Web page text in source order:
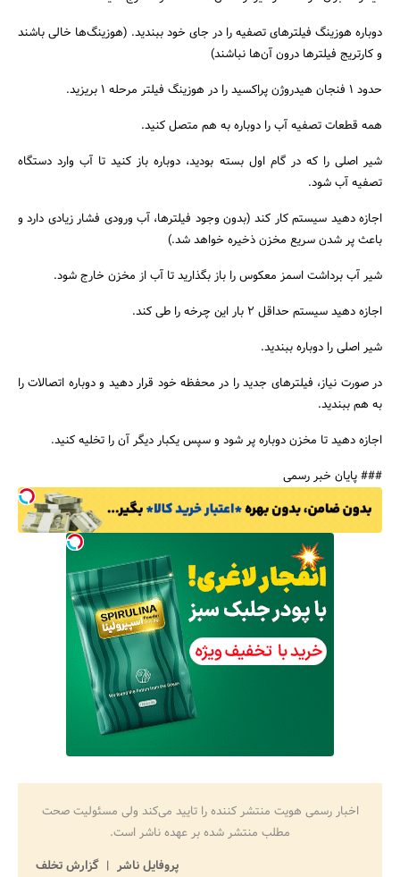
دوباره هوزینگ فیلتر‌های تصفیه را در جای خود ببندید. (هوزینگ‌ها خالی باشند
و کارتریج فیلتر‌ها درون آن‌ها نباشند)
حدود 1 فنجان هیدروژن پراکسید را در هوزینگ فیلتر مرحله 1 بریزید.
همه قطعات تصفیه آب را دوباره به هم متصل کنید.
شیر اصلی را که در گام اول بسته بودید، دوباره باز کنید تا آب وارد دستگاه
تصفیه آب شود.
اجازه دهید سیستم کار کند (بدون وجود فیلتر‌ها، آب ورودی فشار زیادی دارد و
باعث پر شدن سریع مخزن ذخیره خواهد شد.)
شیر آب برداشت اسمز معکوس را باز بگذارید تا آب از مخزن خارج شود.
اجازه دهید سیستم حداقل 2 بار این چرخه را طی کند.
شیر اصلی را دوباره ببندید.
در صورت نیاز، فیلتر‌های جدید را در محفظه خود قرار دهید و دوباره اتصالات را
به هم ببندید.
اجازه دهید تا مخزن دوباره پر شود و سپس یکبار دیگر آن را تخلیه کنید.
### پایان خبر رسمی
اخبار رسمی هویت منتشر کننده را تایید می‌کند ولی مسئولیت صحت
مطلب منتشر شده بر عهده ناشر است.
پروفایل ناشر
گزارش تخلف